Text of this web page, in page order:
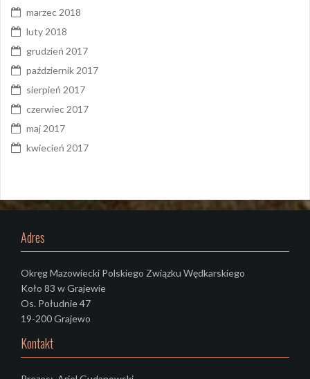
marzec 2018
luty 2018
grudzień 2017
październik 2017
sierpień 2017
czerwiec 2017
maj 2017
kwiecień 2017
Adres
Okręg Mazowiecki Polskiego Związku Wędkarskiego
Koło 83 w Grajewie
Os. Południe 47
19-200 Grajewo
Kontakt